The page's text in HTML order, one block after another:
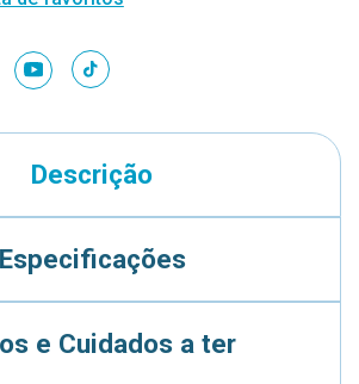
Descrição
Especificações
e Cuidados a ter